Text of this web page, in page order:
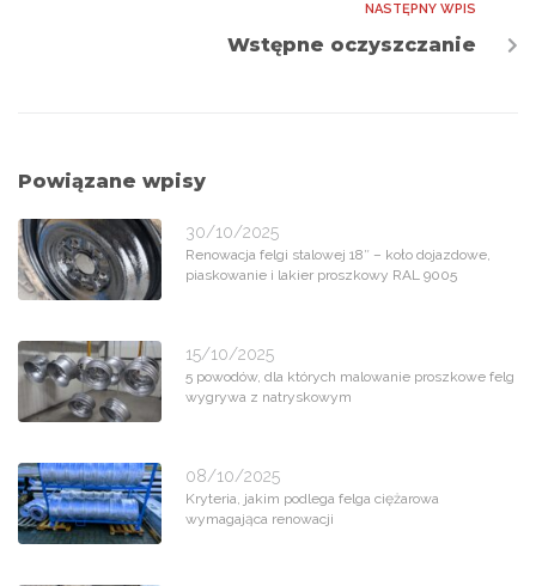
NASTĘPNY WPIS
Wstępne oczyszczanie
Powiązane wpisy
30/10/2025
Renowacja felgi stalowej 18″ – koło dojazdowe,
piaskowanie i lakier proszkowy RAL 9005
15/10/2025
5 powodów, dla których malowanie proszkowe felg
wygrywa z natryskowym
08/10/2025
Kryteria, jakim podlega felga ciężarowa
wymagająca renowacji